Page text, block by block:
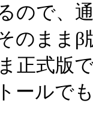
ので、
のまま
正式版
ールで